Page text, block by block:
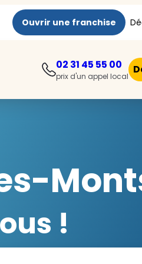
Ouvrir une franchise
02 31 45 55 00
prix d'un appel local
!